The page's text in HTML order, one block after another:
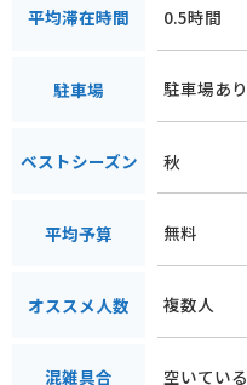
平均滞在時間 0.5時間
駐車場 駐車場あり
ベストシーズン 秋
平均予算 無料
オススメ人数 複数人
混雑具合 空いている